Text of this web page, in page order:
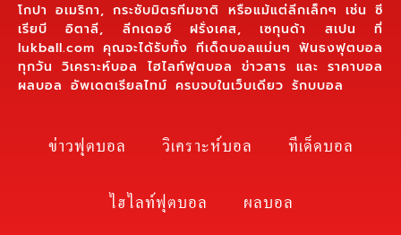
โกปา อเมริกา, กระชับมิตรทีมชาติ หรือแม้แต่ลีกเล็กๆ เช่น ซี
เรียบี อิตาลี, ลีกเดอซ์ ฝรั่งเศส, เซกุนด้า สเปน ที่
lukball.com คุณจะได้รับทั้ง ทีเด็ดบอลแม่นๆ ฟันธงฟุตบอล
ทุกวัน วิเคราะห์บอล ไฮไลท์ฟุตบอล ข่าวสาร และ ราคาบอล
ผลบอล อัพเดตเรียลไทม์ ครบจบในเว็บเดียว รักบบอล
ข่าวฟุตบอล วิเคราะห์บอล
ทีเด็ดบอล
ไฮไลท์ฟุตบอล
ผลบอล